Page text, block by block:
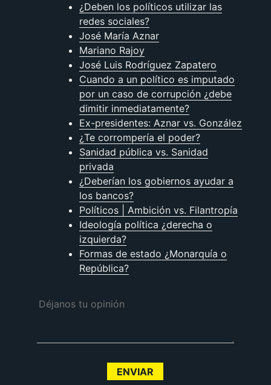
¿Deben los polí­ticos utilizar las
redes sociales?
José Marí­a Aznar
Mariano Rajoy
José Luis Rodríguez Zapatero
Cuando a un polí­tico es imputado
por un caso de corrupción ¿debe
dimitir inmediatamente?
Ex-presidentes: Aznar vs. González
¿Te corromperí­a el poder?
Sanidad pública vs. Sanidad
privada
¿Deberían los gobiernos ayudar a
los bancos?
Polí­ticos | Ambición vs. Filantropí­a
Ideología polí­tica ¿derecha o
izquierda?
Formas de estado ¿Monarquí­a o
República?